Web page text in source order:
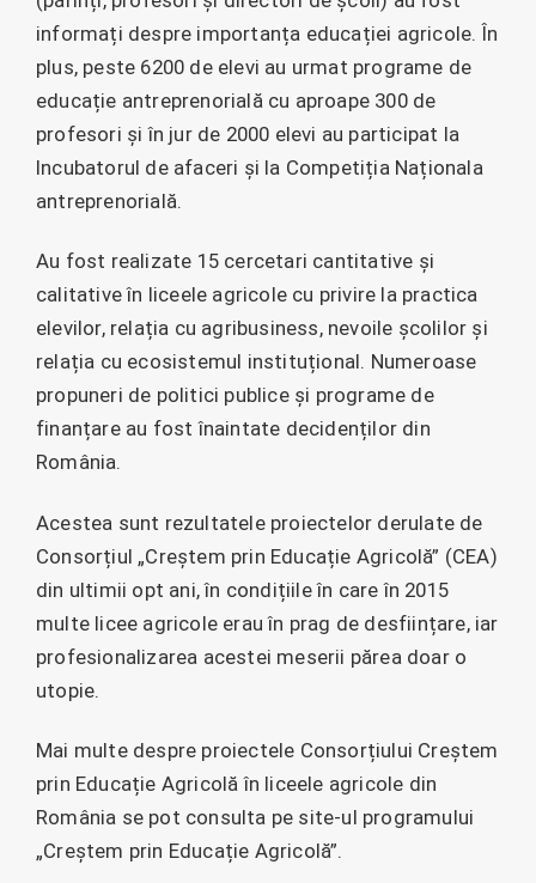
informați despre importanța educației agricole. În
plus, peste 6200 de elevi au urmat programe de
educație antreprenorială cu aproape 300 de
profesori și în jur de 2000 elevi au participat la
Incubatorul de afaceri și la Competiția Naționala
antreprenorială.
Au fost realizate 15 cercetari cantitative și
calitative în liceele agricole cu privire la practica
elevilor, relația cu agribusiness, nevoile școlilor și
relația cu ecosistemul instituțional. Numeroase
propuneri de politici publice și programe de
finanțare au fost înaintate decidenților din
România.
Acestea sunt rezultatele proiectelor derulate de
Consorțiul „Creștem prin Educație Agricolă” (CEA)
din ultimii opt ani, în condițiile în care în 2015
multe licee agricole erau în prag de desființare, iar
profesionalizarea acestei meserii părea doar o
utopie.
Mai multe despre proiectele Consorțiului Creștem
prin Educație Agricolă în liceele agricole din
România se pot consulta pe site-ul programului
„Creștem prin Educație Agricolă”.